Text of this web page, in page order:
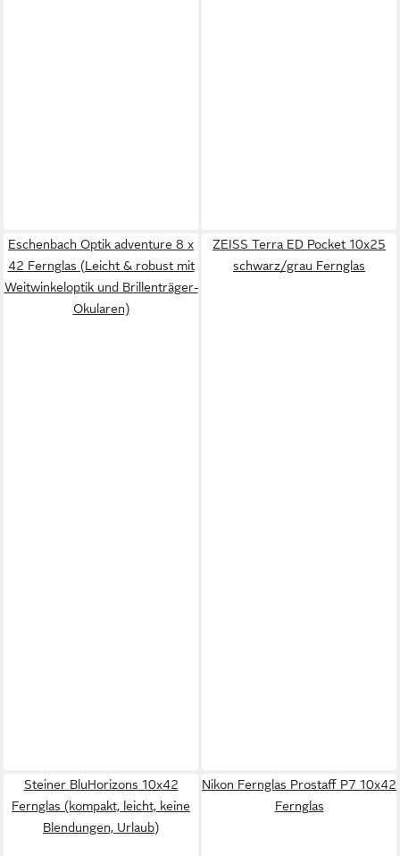
Eschenbach Optik adventure 8 x
42 Fernglas (Leicht & robust mit
Weitwinkeloptik und Brillenträger-
Okularen)
ZEISS Terra ED Pocket 10x25
schwarz/grau Fernglas
Steiner BluHorizons 10x42
Fernglas (kompakt, leicht, keine
Blendungen, Urlaub)
Nikon Fernglas Prostaff P7 10x42
Fernglas